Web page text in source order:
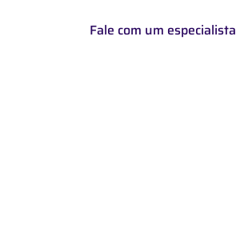
Fale com um especialista